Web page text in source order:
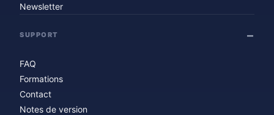
Newsletter
SUPPORT
FAQ
Formations
Contact
Notes de version